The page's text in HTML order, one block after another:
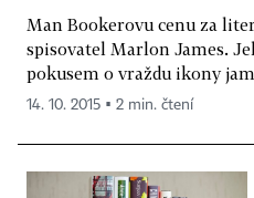
Man Bookerovu cenu za
spisovatel Marlon James.
pokusem o vraždu ikony
14. 10. 2015 ▪ 2 min. čtení